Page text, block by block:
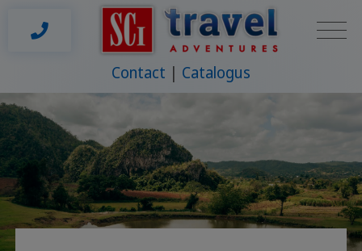
Contact Catalogus